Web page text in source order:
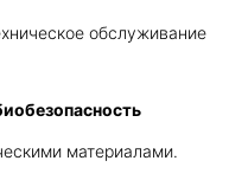
обслуживание
материалами.